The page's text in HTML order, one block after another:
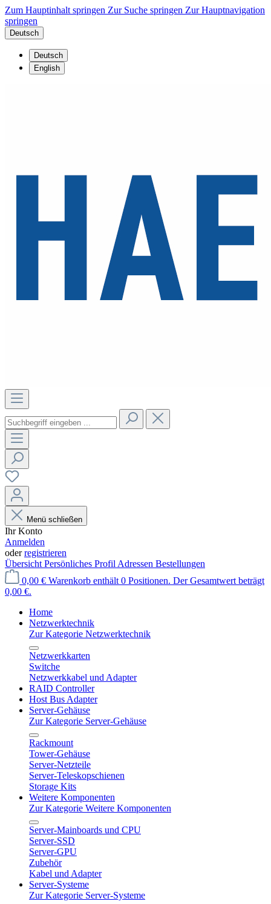
Zum Hauptinhalt springen Zur Suche springen Zur Hauptnavigation
springen
Deutsch
Deutsch
English
Menü schließen
Ihr Konto
Anmelden
oderregistrieren
Übersicht Persönliches Profil Adressen Bestellungen
0,00 € Warenkorb enthält 0 Positionen. Der Gesamtwert beträgt
0,00 €.
Home
Netzwerktechnik
Zur Kategorie Netzwerktechnik
Netzwerkkarten
Switche
Netzwerkkabel und Adapter
RAID Controller
Host Bus Adapter
Server-Gehäuse
Zur Kategorie Server-Gehäuse
Rackmount
Tower-Gehäuse
Server-Netzteile
Server-Teleskopschienen
Storage Kits
Weitere Komponenten
Zur Kategorie Weitere Komponenten
Server-Mainboards und CPU
Server-SSD
Server-GPU
Zubehör
Kabel und Adapter
Server-Systeme
Zur Kategorie Server-Systeme